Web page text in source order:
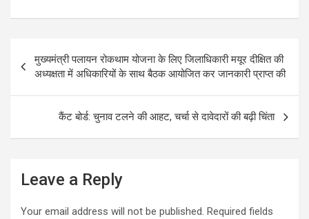
b
o
o
er
s
A
p
p
e
navigation
मुख्यमंत्री पलायन रोकथाम योजना के लिए जिलाधिकारी मयूर दीक्षित की
अध्यक्षता में अधिकारियों के साथ बैठक आयोजित कर जानकारी प्राप्त की
कैंट बोर्ड: चुनाव टलने की आहट, चर्चा से दावेदारों की बढ़ी चिंता
Leave a Reply
Your email address will not be published. Required fields